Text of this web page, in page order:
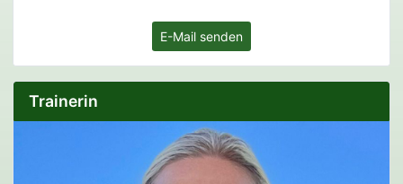
E-Mail senden
Trainerin